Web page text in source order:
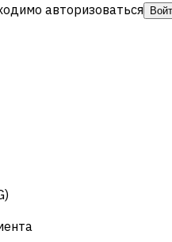
авторизоваться